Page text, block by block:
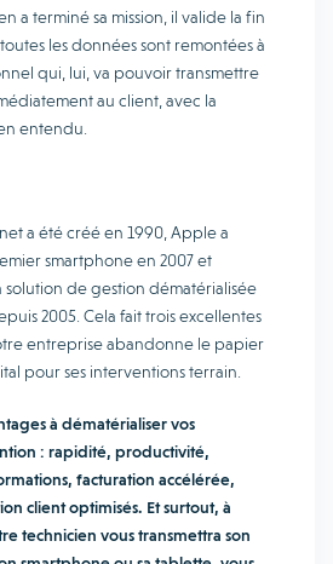
a terminé sa mission, il valide la fin
les données sont remontées à
qui, lui, va pouvoir transmettre
au client, avec la
entendu.
a été créé en 1990, Apple a
smartphone en 2007 et
solution de gestion dématérialisée
2005. Cela fait trois excellentes
entreprise abandonne le papier
pour ses interventions terrain.
à dématérialiser vos
: rapidité, productivité,
facturation accélérée,
client optimisés. Et surtout, à
technicien vous transmettra son